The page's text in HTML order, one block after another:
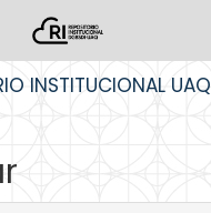
INSTITUCIONAL UAQ